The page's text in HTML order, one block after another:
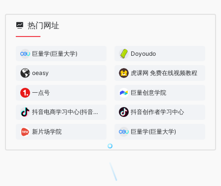
热门网址
巨量学(巨量大学) Doyoudo
oeasy 虎课网 免费在线视频教程
一点号 巨量创意学院
抖音电商学习中心(抖音电商大学) 抖音创作者学习中心
新片场学院 巨量学(巨量大学)